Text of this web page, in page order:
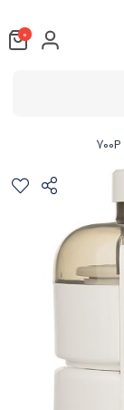
0